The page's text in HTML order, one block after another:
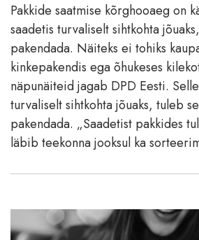
Pakkide saatmise kõrghooaeg on
saadetis turvaliselt sihtkohta
pakendada. Näiteks ei tohiks
kinkepakendis ega õhukeses
näpunäiteid jagab DPD Eesti.
turvaliselt sihtkohta jõuaks, tuleb
pakendada. „Saadetist pakkides
läbib teekonna jooksul ka